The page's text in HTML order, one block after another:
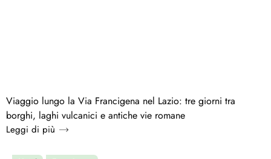
Viaggio lungo la Via Francigena nel Lazio: tre giorni tra
borghi, laghi vulcanici e antiche vie romane
Leggi di più